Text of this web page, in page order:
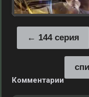
144 серия
Комментарии